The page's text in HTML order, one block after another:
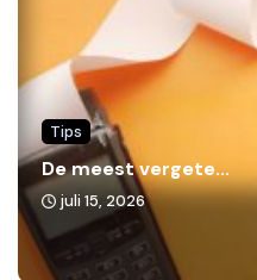
Tips
De meest vergete...
juli 15, 2026